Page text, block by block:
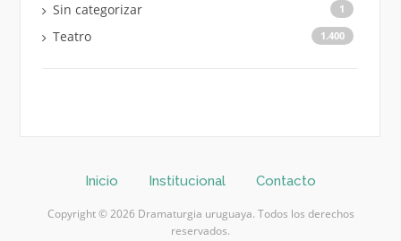
Sin categorizar 1
Teatro 1.400
Inicio Institucional Contacto
Copyright © 2026 Dramaturgia uruguaya. Todos los derechos
reservados.